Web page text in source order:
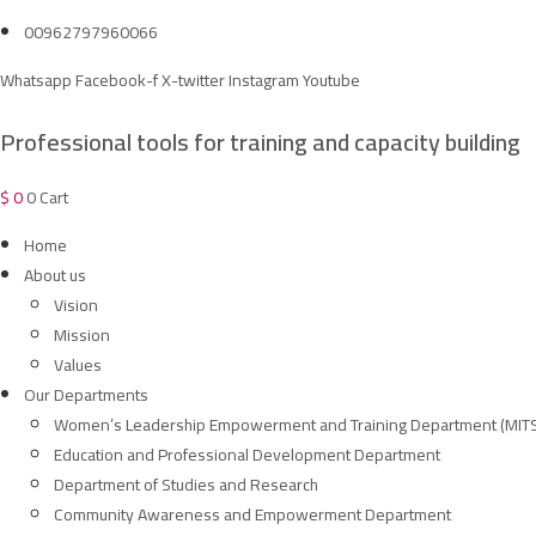
Skip
content
00962797960066
WhatsappFacebook-fX-twitterInstagramYoutube
Professional tools for training and capacity building
$00Cart
Home
About us
Vision
Mission
Values
Our Departments
Women’s Leadership Empowerment and Training Department
Education and Professional Development Department
Department of Studies and Research
Community Awareness and Empowerment Department